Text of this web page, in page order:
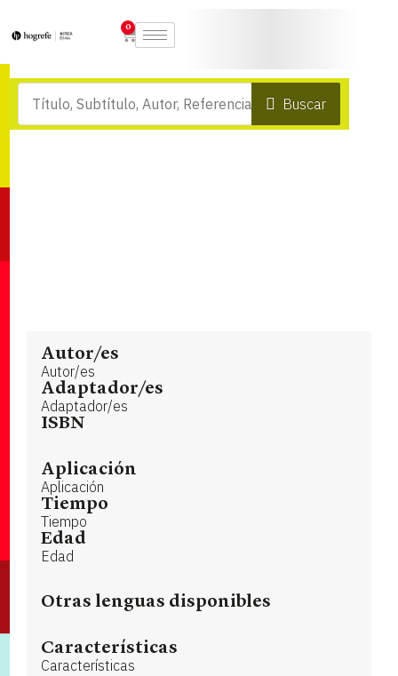
0
Buscar
Autor/es
Autor/es
Adaptador/es
Adaptador/es
ISBN
Aplicación
Aplicación
Tiempo
Tiempo
Edad
Edad
Otras lenguas disponibles
Características
Características